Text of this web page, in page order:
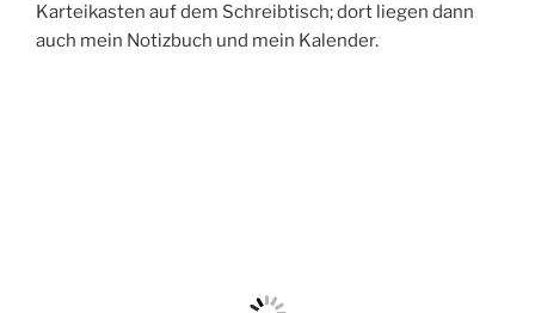
Karteikasten auf dem Schreibtisch; dort liegen dann
auch mein Notizbuch und mein Kalender.